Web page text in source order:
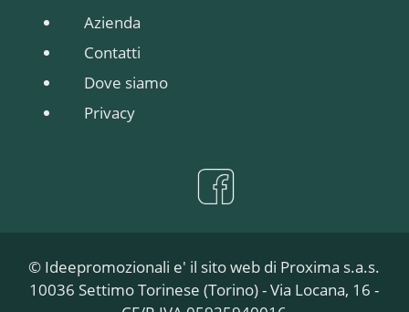
Azienda
Contatti
Dove siamo
Privacy
© Ideepromozionali e' il sito web di Proxima s.a.s.
10036 Settimo Torinese (Torino) - Via Locana, 16 -